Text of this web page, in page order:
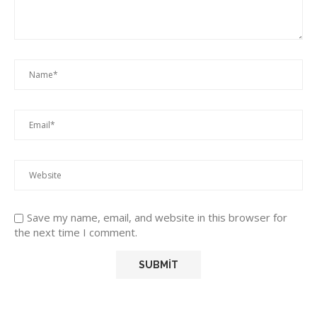
Save my name, email, and website in this browser for
the next time I comment.